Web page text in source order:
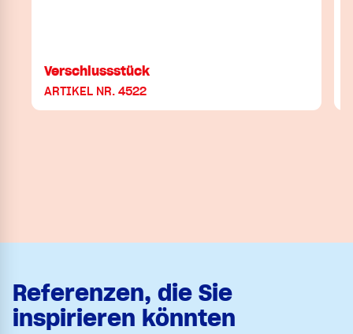
Verschlussstück
ARTIKEL NR. 4522
Referenzen, die Sie
inspirieren könnten